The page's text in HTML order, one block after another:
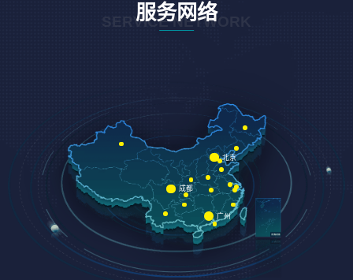
服务网络
SERVICE NETWORK
北京
成都
广州